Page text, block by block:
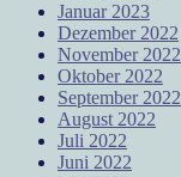
Januar 2023
Dezember 2022
November 2022
Oktober 2022
September 2022
August 2022
Juli 2022
Juni 2022